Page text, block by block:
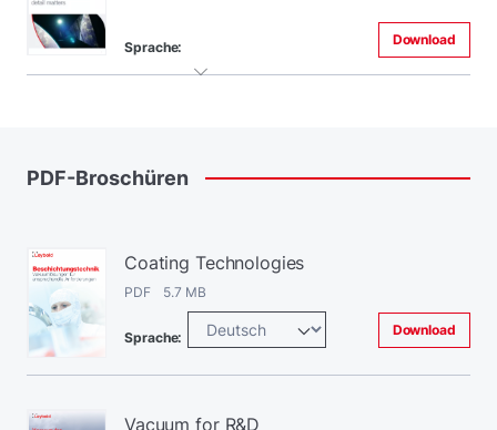
Sprache: Download
PDF-Broschüren
Coating Technologies
PDF 5.7 MB
Sprache: Download
Vacuum for R&D